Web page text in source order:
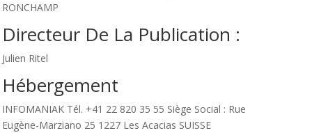
RONCHAMP
Directeur De La Publication :
Julien Ritel
Hébergement
INFOMANIAK Tél. +41 22 820 35 55 Siège Social : Rue
Eugène-Marziano 25 1227 Les Acacias SUISSE